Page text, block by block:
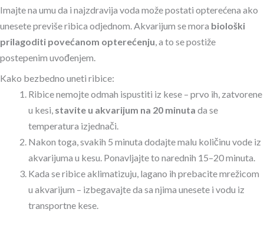
Imajte na umu da i najzdravija voda može postati opterećena ako
unesete previše ribica odjednom. Akvarijum se mora biološki
prilagoditi povećanom opterećenju, a to se postiže
postepenim uvođenjem.
Kako bezbedno uneti ribice:
Ribice nemojte odmah ispustiti iz kese – prvo ih, zatvorene
u kesi, stavite u akvarijum na 20 minuta da se
temperatura izjednači.
Nakon toga, svakih 5 minuta dodajte malu količinu vode iz
akvarijuma u kesu. Ponavljajte to narednih 15–20 minuta.
Kada se ribice aklimatizuju, lagano ih prebacite mrežicom
u akvarijum – izbegavajte da sa njima unesete i vodu iz
transportne kese.